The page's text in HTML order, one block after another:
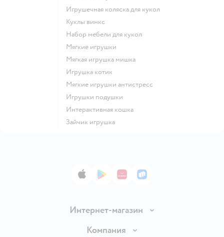
Игрушечная коляска для кукол
Куклы винкс
Набор мебели для кукол
Мягкие игрушки
Мягкая игрушка мишка
Игрушка котик
Мягкие игрушки антистресс
Игрушки подушки
Интерактивная кошка
Зайчик игрушка
App StoreGoogle Play
AppGallery
RuStore
Интернет-магазин
Доставка и оплата
Компания